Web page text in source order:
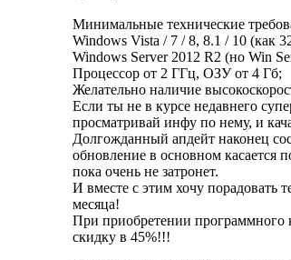
Минимальные технические
Windows Vista / 7 / 8, 8.1 / 10 (как
Windows Server 2012 R2 (но Win
Процессор от 2 ГГц, ОЗУ от 4 Гб;
Желательно наличие
Если ты не в курсе недавнего
просматривай инфу по нему, и
Долгожданный апдейт наконец
обновление в основном касается
пока очень не затронет.
И вместе с этим хочу порадовать
месяца!
При приобретении программного
скидку в 45%!!!